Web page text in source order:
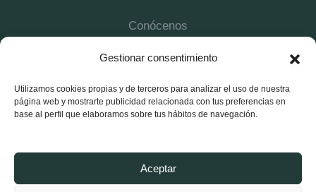
Gestionar consentimiento
Utilizamos cookies propias y de terceros para analizar el uso de nuestra
página web y mostrarte publicidad relacionada con tus preferencias en
base al perfil que elaboramos sobre tus hábitos de navegación.
Aceptar
Conócenos
Estructura
Noticias La Rioja
Contacta